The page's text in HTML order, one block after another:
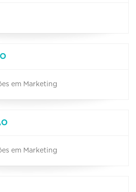
em Marketing
em Marketing